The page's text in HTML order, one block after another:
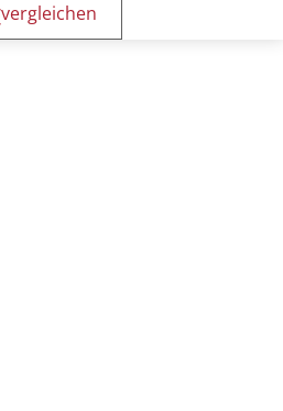
vergleichen